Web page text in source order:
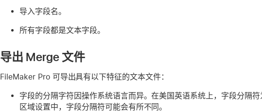
导入字段名。
所有字段都是文本字段。
导出 Merge 文件
FileMaker Pro 可导出具有以下特征的文本文件：
字段的分隔字符因操作系统语言而异。在美国英语系统上，字段分隔
区域设置中，字段分隔符可能会有所不同。